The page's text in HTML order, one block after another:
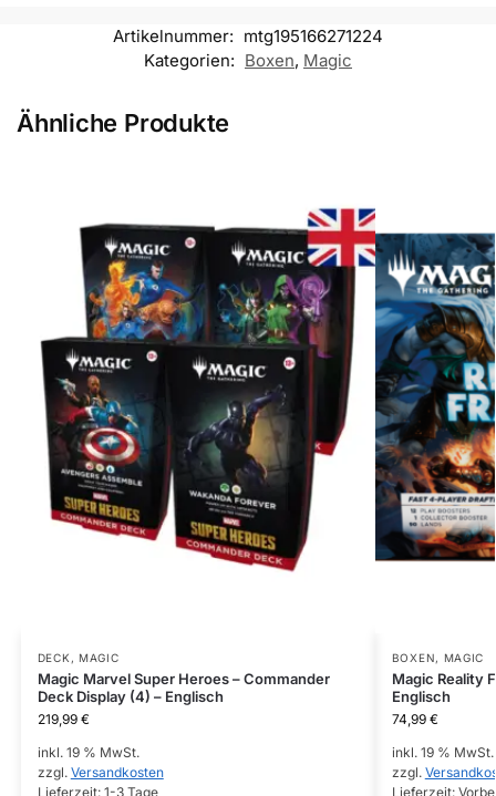
Artikelnummer: mtg195166271224
Kategorien: Boxen, Magic
Ähnliche Produkte
DECK , MAGIC
Magic Marvel Super Heroes – Commander
Deck Display (4) – Englisch
219,99 €
inkl. 19 % MwSt.
zzgl. Versandkosten
Lieferzeit: 1-3 Tage
BOXEN, MAGIC
Magic Reality
Englisch
74,99 €
inkl. 19 % MwSt.
zzgl.
Lieferzeit: